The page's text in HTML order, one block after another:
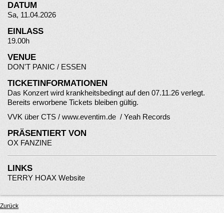
DATUM
Sa, 11.04.2026
EINLASS
19.00h
VENUE
DON'T PANIC / ESSEN
TICKETINFORMATIONEN
Das Konzert wird krankheitsbedingt auf den 07.11.26 verlegt.
Bereits erworbene Tickets bleiben gültig.
VVK über CTS /www.eventim.de / Yeah Records
PRÄSENTIERT VON
OX FANZINE
LINKS
TERRY HOAX Website
Zurück